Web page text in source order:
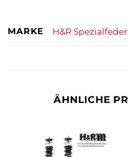
MARKE H&R
ÄHNLICHE